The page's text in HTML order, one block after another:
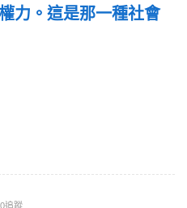
力。這是那一種社會
0追蹤